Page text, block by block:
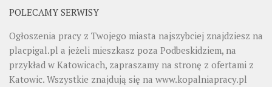
POLECAMY SERWISY
Ogłoszenia pracy z Twojego miasta najszybciej znajdziesz na
placpigal.pl a jeżeli mieszkasz poza Podbeskidziem, na
przykład w Katowicach, zapraszamy na stronę z ofertami z
Katowic. Wszystkie znajdują się na www.kopalniapracy.pl